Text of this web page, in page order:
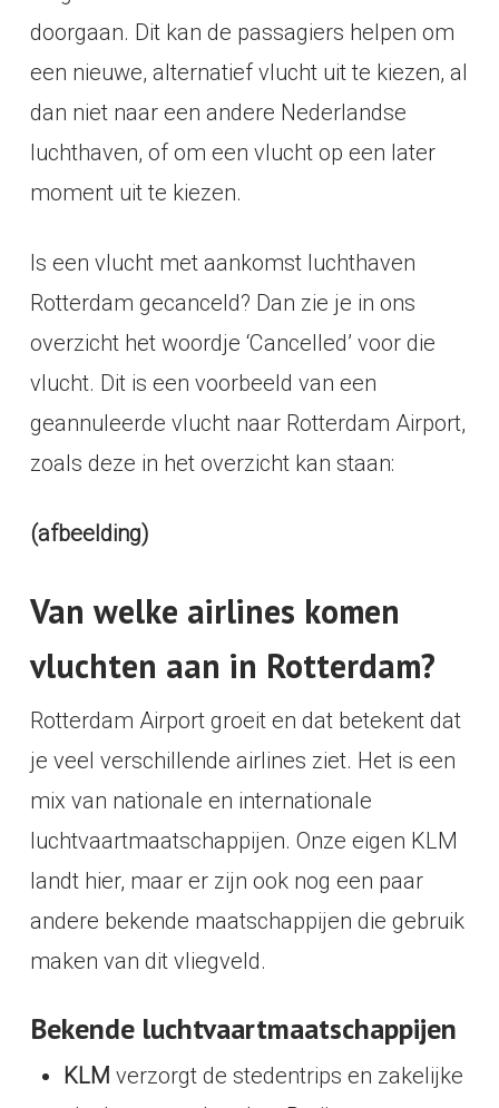
doorgaan. Dit kan de passagiers helpen om
een nieuwe, alternatief vlucht uit te kiezen, al
dan niet naar een andere Nederlandse
luchthaven, of om een vlucht op een later
moment uit te kiezen.
Is een vlucht met aankomst luchthaven
Rotterdam gecanceld? Dan zie je in ons
overzicht het woordje ‘Cancelled’ voor die
vlucht. Dit is een voorbeeld van een
geannuleerde vlucht naar Rotterdam Airport,
zoals deze in het overzicht kan staan:
(afbeelding)
Van welke airlines komen
vluchten aan in Rotterdam?
Rotterdam Airport groeit en dat betekent dat
je veel verschillende airlines ziet. Het is een
mix van nationale en internationale
luchtvaartmaatschappijen. Onze eigen KLM
landt hier, maar er zijn ook nog een paar
andere bekende maatschappijen die gebruik
maken van dit vliegveld.
Bekende luchtvaartmaatschappijen
KLM verzorgt de stedentrips en zakelijke